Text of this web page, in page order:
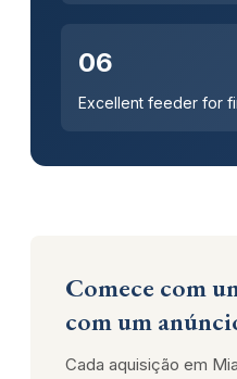
06
Excellent feeder for
Comece com
com um
Cada aquisição em